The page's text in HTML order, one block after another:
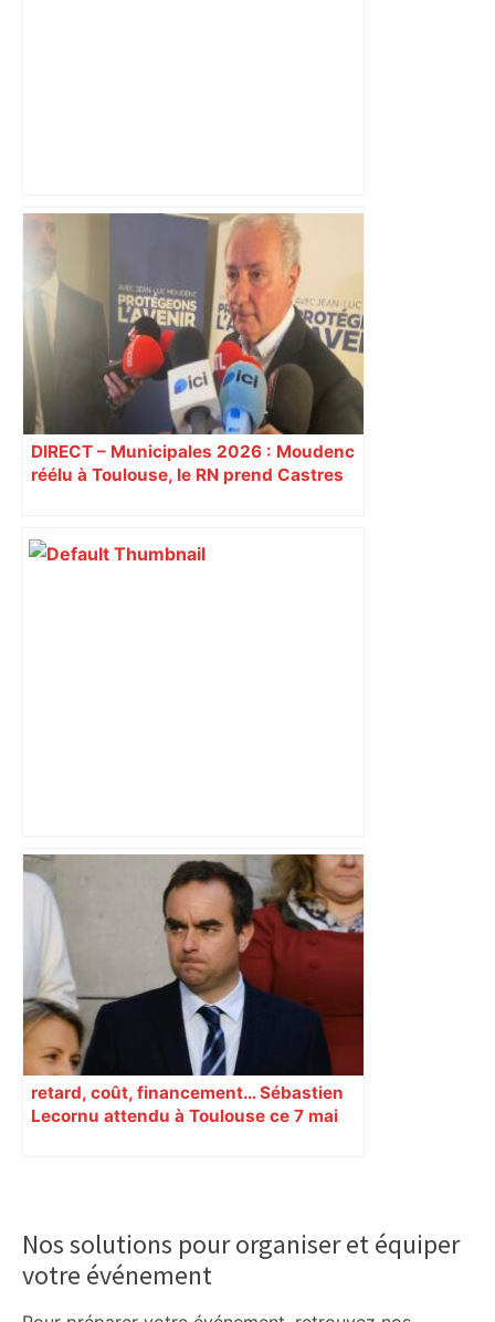
Le Vélotour Occitanie revient à
Toulouse : participez à notre jeu
concours pour gagner vos invitations !
– France 3 Régions
DIRECT – Municipales 2026 : Moudenc
réélu à Toulouse, le RN prend Castres
Cryptorapt : cinq hommes, dont un
membre présumé de la DZ mafia,
écroués après la séquestration d’une
mère de famille près de Toulouse – Le
Figaro
retard, coût, financement… Sébastien
Lecornu attendu à Toulouse ce 7 mai
Sidebar
Nos solutions pour organiser et équiper
votre événement